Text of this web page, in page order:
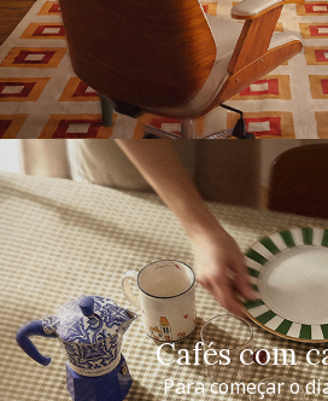
Cafés com
Para começar o